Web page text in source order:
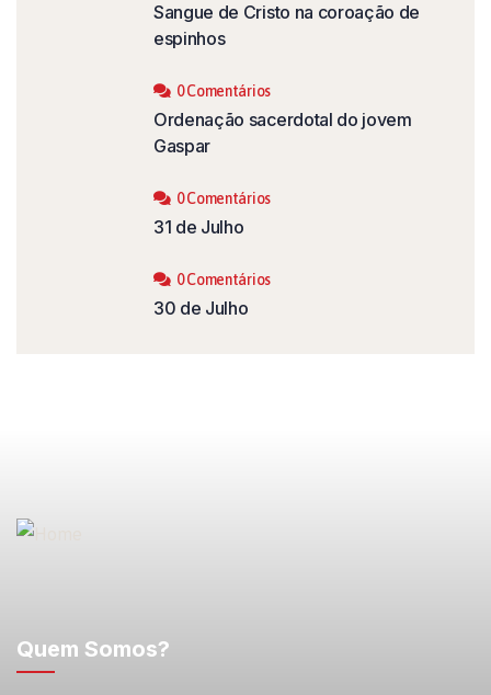
Sangue de Cristo na coroação de
espinhos
0 Comentários
Ordenação sacerdotal do jovem
Gaspar
0 Comentários
31 de Julho
0 Comentários
30 de Julho
Quem Somos?